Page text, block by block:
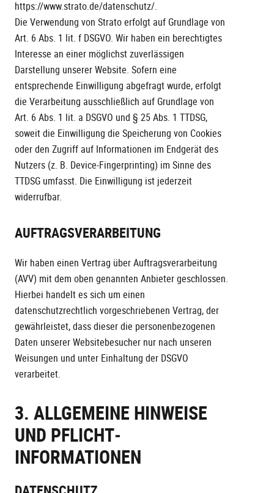
https://www.strato.de/datenschutz/.
Die Verwendung von Strato erfolgt auf Grundlage von
Art. 6 Abs. 1 lit. f DSGVO. Wir haben ein berechtigtes
Interesse an einer möglichst zuverlässigen
Darstellung unserer Website. Sofern eine
entsprechende Einwilligung abgefragt wurde, erfolgt
die Verarbeitung ausschließlich auf Grundlage von
Art. 6 Abs. 1 lit. a DSGVO und § 25 Abs. 1 TTDSG,
soweit die Einwilligung die Speicherung von Cookies
oder den Zugriff auf Informationen im Endgerät des
Nutzers (z. B. Device-Fingerprinting) im Sinne des
TTDSG umfasst. Die Einwilligung ist jederzeit
widerrufbar.
AUFTRAGSVERARBEITUNG
Wir haben einen Vertrag über Auftragsverarbeitung
(AVV) mit dem oben genannten Anbieter geschlossen.
Hierbei handelt es sich um einen
datenschutzrechtlich vorgeschriebenen Vertrag, der
gewährleistet, dass dieser die personenbezogenen
Daten unserer Websitebesucher nur nach unseren
Weisungen und unter Einhaltung der DSGVO
verarbeitet.
3. ALLGEMEINE HINWEISE
UND PFLICHT­
INFORMATIONEN